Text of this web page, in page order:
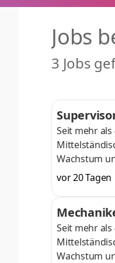
Jobs
3 Jobs
Seit mehr
Wachstum
suchen für
Aufgaben
Baustellen
dem
vor 20 Tagen
Seit mehr
Wachstum